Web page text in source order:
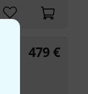
479 €